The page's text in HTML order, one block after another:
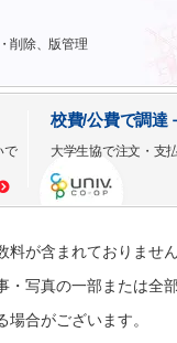
削除、版管理
で
校費/公費で調達
大学生協で注文・支
が含まれておりませ
写真の一部または全
合がございます。